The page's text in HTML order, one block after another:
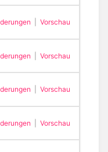
Vorschau
Vorschau
Vorschau
Vorschau